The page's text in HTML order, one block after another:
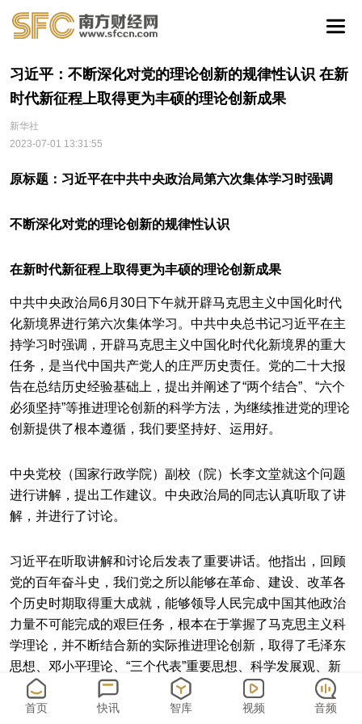
习近平：不断深化对党的理论创新的规律性认识 在新
时代新征程上取得更为丰硕的理论创新成果
新华社
2023-07-01 13:31:55
原标题：习近平在中共中央政治局第六次集体学习时强调
不断深化对党的理论创新的规律性认识
在新时代新征程上取得更为丰硕的理论创新成果
中共中央政治局6月30日下午就开辟马克思主义中国化时代
化新境界进行第六次集体学习。中共中央总书记习近平在主
持学习时强调，开辟马克思主义中国化时代化新境界的重大
任务，是当代中国共产党人的庄严历史责任。党的二十大报
告在总结历史经验基础上，提出并阐述了“两个结合”、“六个
必须坚持”等推进理论创新的科学方法，为继续推进党的理论
创新提供了根本遵循，我们要坚持好、运用好。
中央党校（国家行政学院）副校（院）长李文堂就这个问题
进行讲解，提出工作建议。中央政治局的同志认真听取了讲
解，并进行了讨论。
习近平在听取讲解和讨论后发表了重要讲话。他指出，回顾
党的百年奋斗史，我们党之所以能够在革命、建设、改革各
个历史时期取得重大成就，能够领导人民完成中国其他政治
力量不可能完成的艰巨任务，根本在于掌握了马克思主义科
学理论，并不断结合新的实际推进理论创新，取得了毛泽东
思想、邓小平理论、“三个代表”重要思想、科学发展观、新
时代中国特色社会主义思想等重大理论成果，始终坚持解放
思想、实事求是、与时俱进、求真务实，使马克思主义在中
首页 快讯 智库 视频 音频